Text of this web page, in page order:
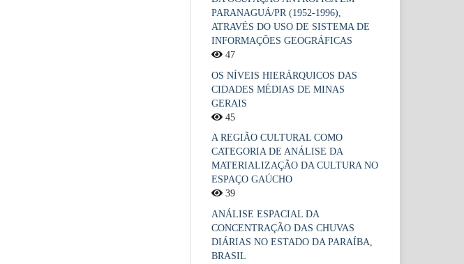
PARANAGUÁ/PR (1952-1996),
ATRAVÉS DO USO DE SISTEMA DE
INFORMAÇÕES GEOGRÁFICAS
47
OS NÍVEIS HIERÁRQUICOS DAS
CIDADES MÉDIAS DE MINAS
GERAIS
45
A REGIÃO CULTURAL COMO
CATEGORIA DE ANÁLISE DA
MATERIALIZAÇÃO DA CULTURA NO
ESPAÇO GAÚCHO
39
ANÁLISE ESPACIAL DA
CONCENTRAÇÃO DAS CHUVAS
DIÁRIAS NO ESTADO DA PARAÍBA,
BRASIL